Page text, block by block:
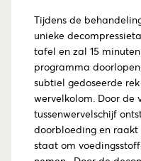
Tijdens de
unieke
tafel en zal 15
programma
subtiel gedoseerde
wervelkolom. Door de
tussenwervelschijf
doorbloeding en raakt
staat om